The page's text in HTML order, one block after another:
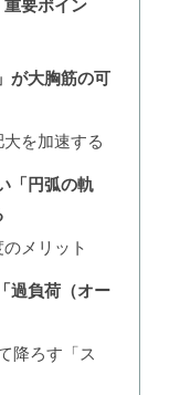
要ポイン
が大胸筋の可
大を加速する
「円弧の軌
メリット
過負荷（オー
降ろす「ス